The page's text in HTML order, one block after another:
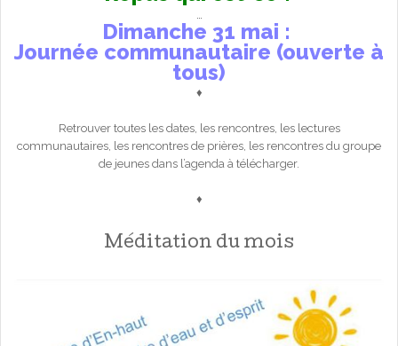
Dimanche 31 mai :
Journée communautaire (ouverte à
tous)
♦
Retrouver toutes les dates, les rencontres, les lectures
communautaires, les rencontres de prières, les rencontres du groupe
de jeunes dans l’agenda à télécharger.
♦
Méditation du mois